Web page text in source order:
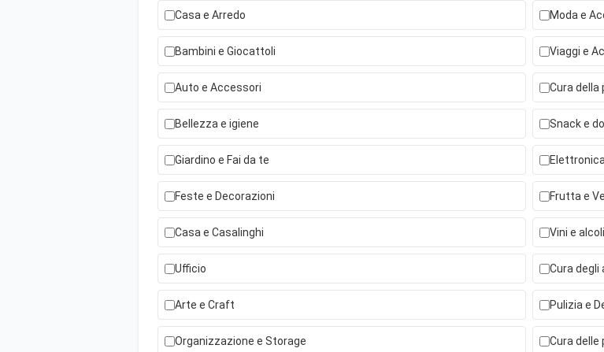
Casa e Arredo Moda e
Bambini e Giocattoli Viaggi e
Auto e Accessori Cura della
Bellezza e igiene Snack e
Giardino e Fai da te Elettronica
Feste e Decorazioni Frutta e
Casa e Casalinghi Vini e
Ufficio Cura degli
Arte e Craft Pulizia e
Organizzazione e Storage Cura delle